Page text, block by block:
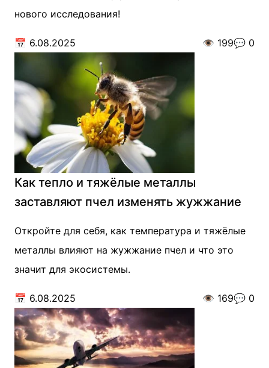
нового исследования!
📅 6.08.2025 👁️ 199💬 0
Как тепло и тяжёлые металлы
заставляют пчел изменять жужжание
Откройте для себя, как температура и тяжёлые
металлы влияют на жужжание пчел и что это
значит для экосистемы.
📅 6.08.2025 👁️ 169💬 0